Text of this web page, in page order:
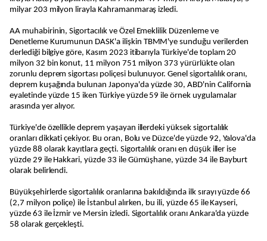
milyar 203 milyon lirayla Kahramanmaraş izledi.
AA muhabirinin, Sigortacılık ve Özel Emeklilik Düzenleme ve
Denetleme Kurumunun DASK'a ilişkin TBMM'ye sunduğu verilerden
derlediği bilgiye göre, Kasım 2023 itibarıyla Türkiye'de toplam 20
milyon 32 bin konut, 11 milyon 751 milyon 373 yürürlükte olan
zorunlu deprem sigortası poliçesi bulunuyor. Genel sigortalılık oranı,
deprem kuşağında bulunan Japonya'da yüzde 30, ABD'nin California
eyaletinde yüzde 15 iken Türkiye yüzde 59 ile örnek uygulamalar
arasında yer alıyor.
Türkiye'de özellikle deprem yaşayan illerdeki yüksek sigortalılık
oranları dikkati çekiyor. Bu oran, Bolu ve Düzce'de yüzde 92, Yalova'da
yüzde 88 olarak kayıtlara geçti. Sigortalılık oranı en düşük iller ise
yüzde 29 ile Hakkari, yüzde 33 ile Gümüşhane, yüzde 34 ile Bayburt
olarak belirlendi.
Büyükşehirlerde sigortalılık oranlarına bakıldığında ilk sırayı yüzde 66
(2,7 milyon poliçe) ile İstanbul alırken, bu ili, yüzde 65 ile Kayseri,
yüzde 63 ile İzmir ve Mersin izledi. Sigortalılık oranı Ankara'da yüzde
58 olarak gerçekleşti.